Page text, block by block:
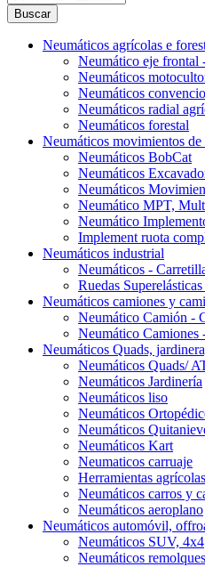
Neumáticos agrícolas e
Neumático eje frontal
Neumáticos
Neumáticos
Neumáticos radial
Neumáticos forestal
Neumáticos movimientos
Neumáticos BobCat
Neumáticos
Neumáticos
Neumático MPT,
Neumático
Implement ruota
Neumáticos industrial
Neumáticos -
Ruedas
Neumáticos camiones y
Neumático Camión -
Neumático Camiones
Neumáticos Quads,
Neumáticos Quads/
Neumáticos Jardinería
Neumáticos liso
Neumáticos
Neumáticos
Neumáticos Kart
Neumaticos carruaje
Herramientas
Neumáticos carros y
Neumáticos aeroplano
Neumáticos automóvil,
Neumáticos SUV, 4x4
Neumáticos